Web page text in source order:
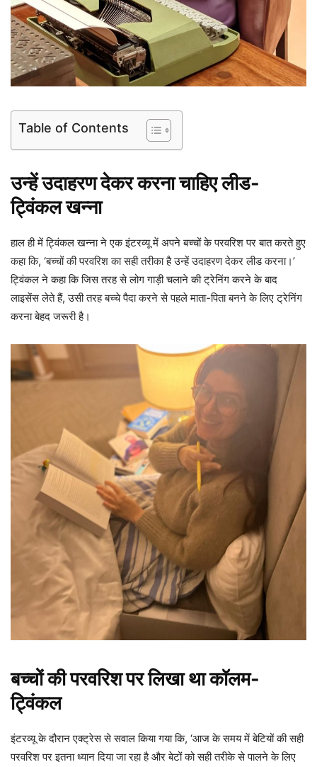
Table of Contents
उन्हें उदाहरण देकर करना चाहिए लीड-
ट्विंकल खन्ना
हाल ही में ट्विंकल खन्ना ने एक इंटरव्यू में अपने बच्चों के परवरिश पर बात करते हुए
कहा कि, ‘बच्चों की परवरिश का सही तरीका है उन्हें उदाहरण देकर लीड करना।’
ट्विंकल ने कहा कि जिस तरह से लोग गाड़ी चलाने की ट्रेनिंग करने के बाद
लाइसेंस लेते हैं, उसी तरह बच्चे पैदा करने से पहले माता-पिता बनने के लिए ट्रेनिंग
करना बेहद जरूरी है।
बच्चों की परवरिश पर लिखा था कॉलम-
ट्विंकल
इंटरव्यू के दौरान एक्ट्रेस से सवाल किया गया कि, ‘आज के समय में बेटियों की सही
परवरिश पर इतना ध्यान दिया जा रहा है और बेटों को सही तरीके से पालने के लिए